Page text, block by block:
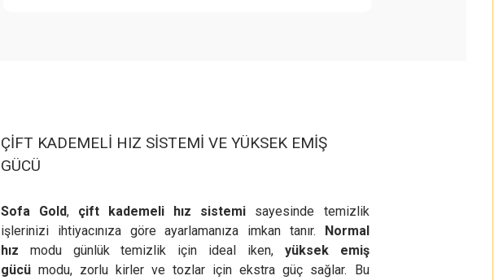
ÇİFT KADEMELİ HIZ SİSTEMİ VE YÜKSEK EMİŞ
GÜCÜ
Sofa Gold, çift kademeli hız sistemi sayesinde temizlik
işlerinizi ihtiyacınıza göre ayarlamanıza imkan tanır. Normal
hız modu günlük temizlik için ideal iken, yüksek emiş
gücü modu, zorlu kirler ve tozlar için ekstra güç sağlar. Bu